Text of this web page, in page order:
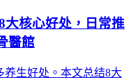
大核心好处，日常推
醫館
生好处。本文总结8大